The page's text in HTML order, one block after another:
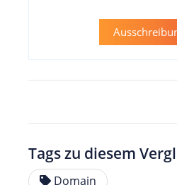
Tags zu diesem
Domain